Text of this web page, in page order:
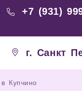
+7 (931)
г. Санкт